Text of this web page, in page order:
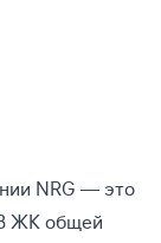
NRG — это
ЖК общей